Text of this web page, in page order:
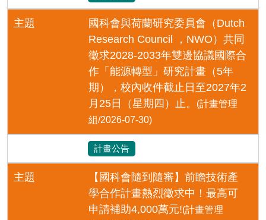
主題
國科會與荷蘭研究委員會（Dutch
Research Council ，NWO）共同
徵求2028-2033年雙邊協議國際合
作「能源轉型」研究計畫（5年
期），校內收件截止日至2027年2
月25日（星期四）止。
(計畫管理
組/2026-07-30)
計畫公告
主題
【國科會隨到隨審】前瞻技術產
學合作計畫熱烈徵求中！最高可
申請補助4,000萬元!(計畫管理